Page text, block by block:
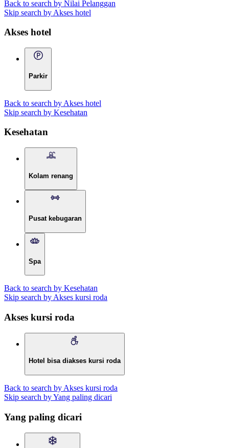
Back to search by Nilai Pelanggan
Skip search by Akses hotel
Akses hotel
Parkir
Back to search by Akses hotel
Skip search by Kesehatan
Kesehatan
Kolam renang
Pusat kebugaran
Spa
Back to search by Kesehatan
Skip search by Akses kursi roda
Akses kursi roda
Hotel bisa diakses kursi roda
Back to search by Akses kursi roda
Skip search by Yang paling dicari
Yang paling dicari